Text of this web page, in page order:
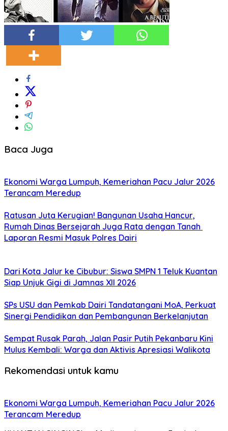
Baca Juga
Ekonomi Warga Lumpuh, Kemeriahan Pacu Jalur 2026
Terancam Meredup
Ratusan Juta Kerugian! Bangunan Usaha Hancur,
Rumah Dinas Bersejarah Juga Rata dengan Tanah
Laporan Resmi Masuk Polres Dairi
Dari Kota Jalur ke Cibubur: Siswa SMPN 1 Teluk Kuantan
Siap Unjuk Gigi di Jamnas XII 2026
SPs USU dan Pemkab Dairi Tandatangani MoA, Perkuat
Sinergi Pendidikan dan Pembangunan Berkelanjutan
Sempat Rusak Parah, Jalan Pasir Putih Pekanbaru Kini
Mulus Kembali: Warga dan Aktivis Apresiasi Walikota
Rekomendasi untuk kamu
Ekonomi Warga Lumpuh, Kemeriahan Pacu Jalur 2026
Terancam Meredup